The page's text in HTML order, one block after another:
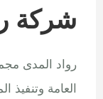
شركة
رواد المدى
العامة وتنفيذ